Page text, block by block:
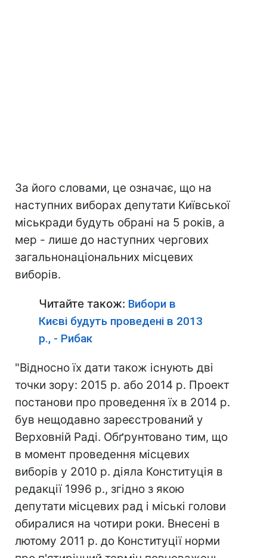
За його словами, це означає, що на
наступних виборах депутати Київської
міськради будуть обрані на 5 років, а
мер - лише до наступних чергових
загальнонаціональних місцевих
виборів.
Читайте також: Вибори в
Києві будуть проведені в 2013
р., - Рибак
"Відносно їх дати також існують дві
точки зору: 2015 р. або 2014 р. Проект
постанови про проведення їх в 2014 р.
був нещодавно зареєстрований у
Верховній Раді. Обґрунтовано тим, що
в момент проведення місцевих
виборів у 2010 р. діяла Конституція в
редакції 1996 р., згідно з якою
депутати місцевих рад і міські голови
обиралися на чотири роки. Внесені в
лютому 2011 р. до Конституції норми